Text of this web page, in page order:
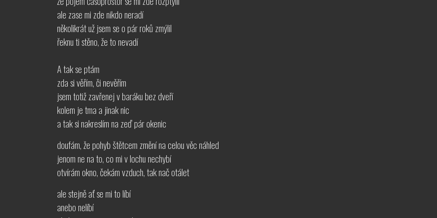
ale zase mi zde nikdo neradí
několikrát už jsem se o pár roků zmýlil
řeknu ti stěno, že to nevadí
A tak se ptám
zda si věřím, či nevěřím
jsem totiž zavřenej v baráku bez dveří
kolem je tma a jinak nic
a tak si nakreslím na zeď pár okenic
doufám, že pohyb štětcem změní na celou věc náhled
jenom ne na to, co mi v lochu nechybí
otvírám okno, čekám vzduch, tak nač otálet
ale stejně ať se mi to líbí
anebo nelíbí